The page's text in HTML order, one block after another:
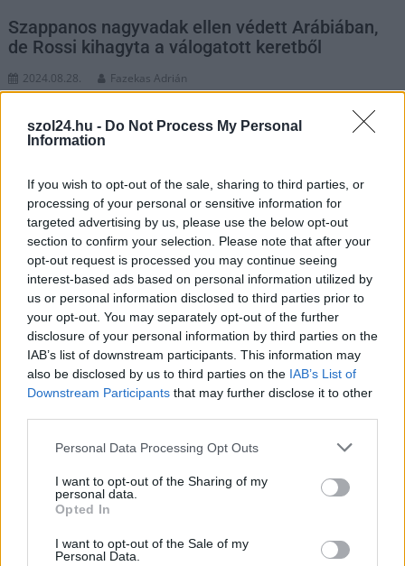
szol24.hu - Do Not Process My Personal
Information
If you wish to opt-out of the sale, sharing to third parties, or
processing of your personal or sensitive information for
targeted advertising by us, please use the below opt-out
section to confirm your selection. Please note that after your
opt-out request is processed you may continue seeing
interest-based ads based on personal information utilized by
us or personal information disclosed to third parties prior to
your opt-out. You may separately opt-out of the further
disclosure of your personal information by third parties on the
IAB’s list of downstream participants. This information may
also be disclosed by us to third parties on the IAB’s List of
Downstream Participants that may further disclose it to other
Please note that this website/app uses one or more Google
not limited to your visit or usage behaviour. You may click to
grant or deny consent to Google and its third-party tags to
use your data for below specified purposes in below Google
consent section.
Personal Data Processing Opt Outs
I want to opt-out of the Sharing of my
personal data.
Opted In
I want to opt-out of the Sale of my
Personal Data.
Szappanos nagyvadak ellen védett Arábiában,
de Rossi kihagyta a válogatott keretből
2024.08.28. Fazekas Adrián
Ahogy a Szol24-en is
olvashattak róla, a 33
Szappanos Péter
napokkal ezelőtt
eligazolt a csak magyar
játékosokkal pályára
lépő Pakstól, és Szaúd-Arábiába vette az utat, ahol az el-Fateh
légiósa lett.
TOVÁBB OLVASOM
Sport átigazolás,futball , Jászberény, kapus ,marco rossi ,
Marco Rossi: Ideje, hogy elérjük a céljainkat
2022.12.24. Tóth András
kapitány a jövő év
kapcsán úgy